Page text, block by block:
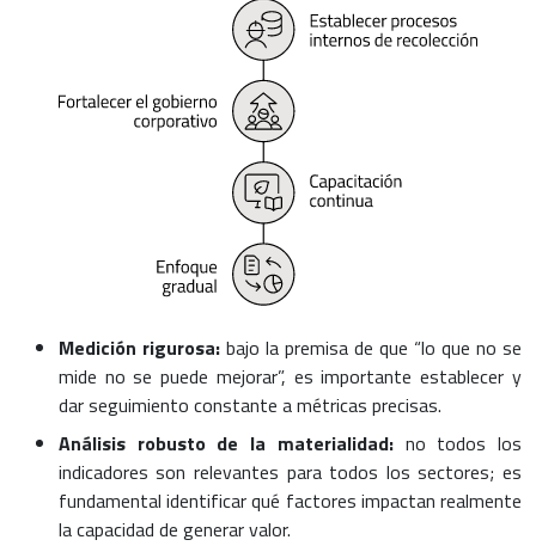
Medición rigurosa:bajo la premisa de que “lo que no se
mide no se puede mejorar”, es importante establecer y
dar seguimiento constante a métricas precisas.
Análisis robusto de la materialidad:no todos los
indicadores son relevantes para todos los sectores; es
fundamental identificar qué factores impactan realmente
la capacidad de generar valor.